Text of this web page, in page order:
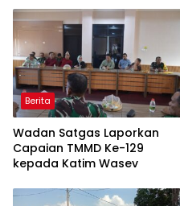
Berita
Wadan Satgas Laporkan
Capaian TMMD Ke-129
kepada Katim Wasev